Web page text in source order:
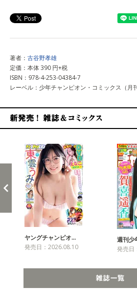
著者： 古谷野孝雄
定価：本体 390 円+税
ISBN：978-4-253-04384-7
レーベル：少年チャンピオン・コミックス（月
ヤングチャンピオ…
発売日：2026.08.10
週刊少
発売日